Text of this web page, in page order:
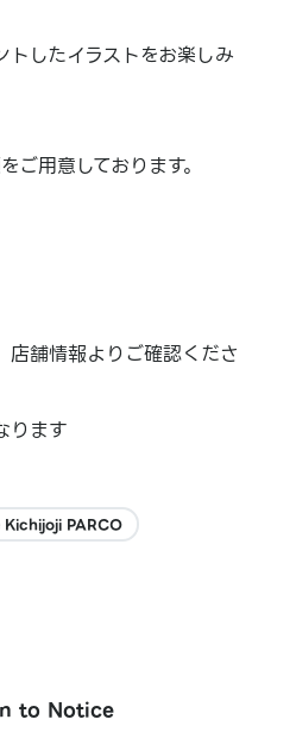
したイラストをお楽しみ
用意しております。
舗情報よりご確認くださ
ります
PARCO
to Notice